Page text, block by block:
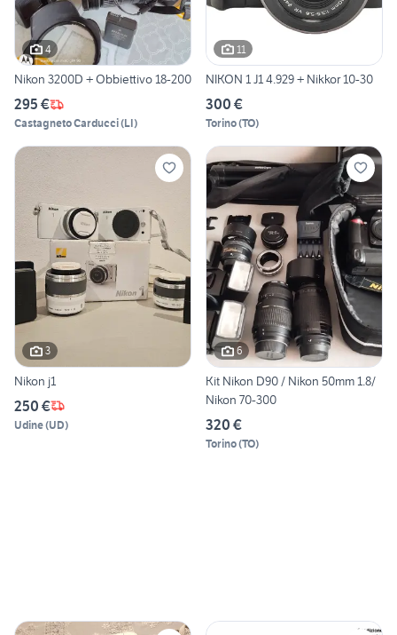
4
Nikon 3200D + Obbiettivo 18-200
295 €
Castagneto Carducci(LI)
11
NIKON 1 J1 4.929 + Nikkor 10-30
300 €
Torino(TO)
3
Nikon j1
250 €
Udine(UD)
6
Kit Nikon D90 / Nikon 50mm 1.8/
Nikon 70-300
320 €
Torino(TO)